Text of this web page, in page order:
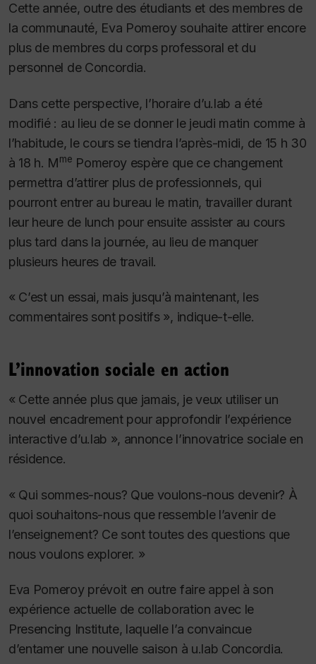
Cette année, outre des étudiants et des membres de
la communauté, Eva Pomeroy souhaite attirer encore
plus de membres du corps professoral et du
personnel de Concordia.
Dans cette perspective, l’horaire d’u.lab a été
modifié : au lieu de se donner le jeudi matin comme à
l’habitude, le cours se tiendra l’après-midi, de 15 h 30
à 18 h. Mme Pomeroy espère que ce changement
permettra d’attirer plus de professionnels, qui
pourront entrer au bureau le matin, travailler durant
leur heure de lunch pour ensuite assister au cours
plus tard dans la journée, au lieu de manquer
plusieurs heures de travail.
« C’est un essai, mais jusqu’à maintenant, les
commentaires sont positifs », indique-t-elle.
L’innovation sociale en action
« Cette année plus que jamais, je veux utiliser un
nouvel encadrement pour approfondir l’expérience
interactive d’u.lab », annonce l’innovatrice sociale en
résidence.
« Qui sommes-nous? Que voulons-nous devenir? À
quoi souhaitons-nous que ressemble l’avenir de
l’enseignement? Ce sont toutes des questions que
nous voulons explorer. »
Eva Pomeroy prévoit en outre faire appel à son
expérience actuelle de collaboration avec le
Presencing Institute, laquelle l’a convaincue
d’entamer une nouvelle saison à u.lab Concordia.